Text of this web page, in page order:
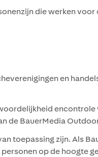
die werken voor
en
encontrole
de BauerMedia
toepassing zijn. Als
op de hoogte